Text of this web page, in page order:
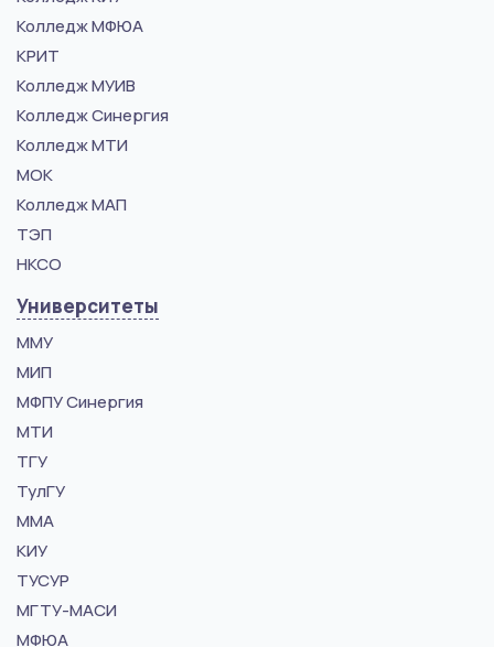
Колледж МФЮА
КРИТ
Колледж МУИВ
Колледж Синергия
Колледж МТИ
МОК
Колледж МАП
ТЭП
НКСО
Университеты
ММУ
МИП
МФПУ Синергия
МТИ
ТГУ
ТулГУ
ММА
КИУ
ТУСУР
МГТУ-МАСИ
МФЮА